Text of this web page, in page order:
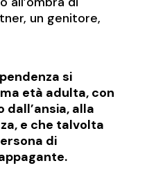
un genitore,
si
età adulta, con
dall’ansia, alla
e che talvolta
di